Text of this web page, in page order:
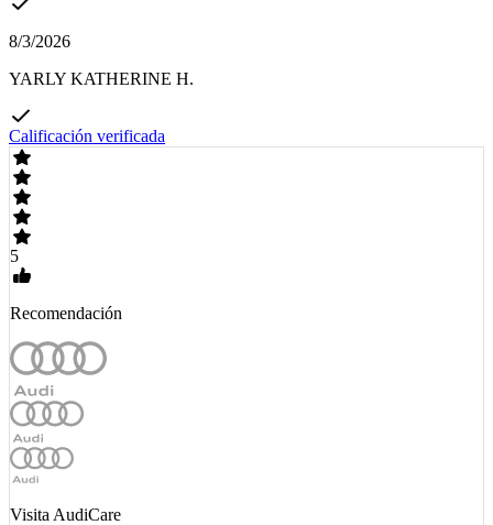
8/3/2026
YARLY KATHERINE H.
Calificación verificada
5
Recomendación
Visita AudiCare